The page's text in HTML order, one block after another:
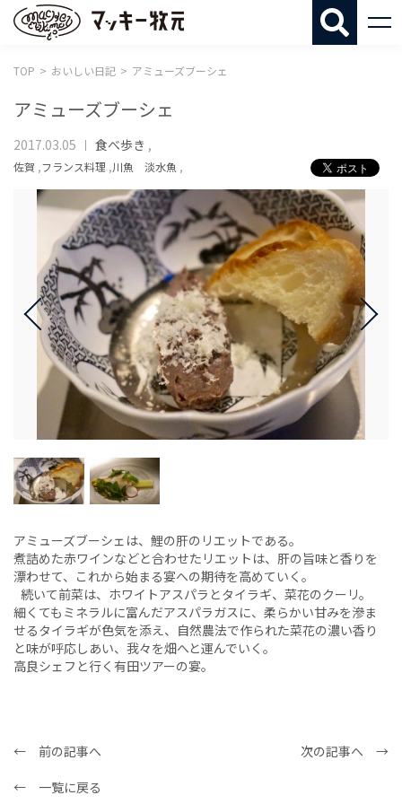
TOP おいしい日記 アミューズブーシェ
アミューズブーシェ
2017.03.05 食べ歩き ,
佐賀 ,フランス料理 ,川魚 淡水魚 ,
アミューズブーシェは、鯉の肝のリエットである。
煮詰めた赤ワインなどと合わせたリエットは、肝の旨味と香りを
漂わせて、これから始まる宴への期待を高めていく。
続いて前菜は、ホワイトアスパラとタイラギ、菜花のクーリ。
細くてもミネラルに富んだアスパラガスに、柔らかい甘みを滲ま
せるタイラギが色気を添え、自然農法で作られた菜花の濃い香り
と味が呼応しあい、我々を畑へと運んでいく。
高良シェフと行く有田ツアーの宴。
← 前の記事へ
次の記事へ →
← 一覧に戻る